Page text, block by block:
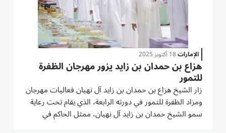
الإمارات18 أكتوبر 2025
هزاع بن حمدان بن زايد يزور مهرجان الظفرة
للتمور
زار الشيخ هزاع بن حمدان بن زايد آل نهيان فعاليات مهرجان
ومزاد الظفرة للتمور في دورته الرابعة، الذي يقام تحت رعاية
سمو الشيخ حمدان بن زايد آل نهيان، ممثل الحاكم في